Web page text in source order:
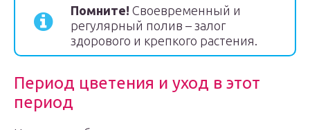
Помните! Своевременный и
регулярный полив – залог
здорового и крепкого растения.
Период цветения и уход в этот
период